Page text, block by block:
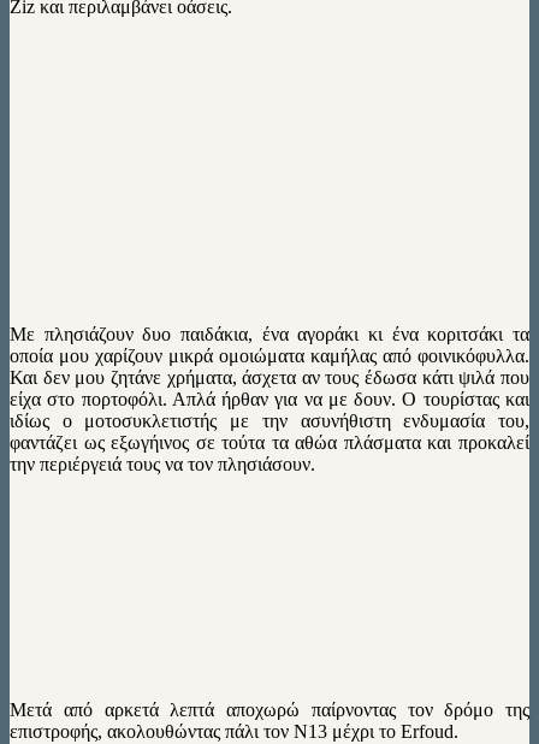
Ziz και περιλαμβάνει οάσεις.
Με πλησιάζουν δυο παιδάκια, ένα αγοράκι κι ένα κοριτσάκι τα
οποία μου χαρίζουν μικρά ομοιώματα καμήλας από φοινικόφυλλα.
Και δεν μου ζητάνε χρήματα, άσχετα αν τους έδωσα κάτι ψιλά που
είχα στο πορτοφόλι. Απλά ήρθαν για να με δουν. Ο τουρίστας και
ιδίως ο μοτοσυκλετιστής με την ασυνήθιστη ενδυμασία του,
φαντάζει ως εξωγήινος σε τούτα τα αθώα πλάσματα και προκαλεί
την περιέργειά τους να τον πλησιάσουν.
Μετά από αρκετά λεπτά αποχωρώ παίρνοντας τον δρόμο της
επιστροφής, ακολουθώντας πάλι τον Ν13 μέχρι το Erfoud.